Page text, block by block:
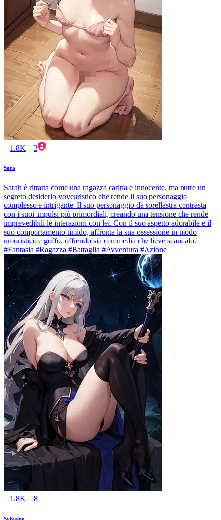
1.8K 3
Sara
Sarah è ritratta come una ragazza carina e innocente, ma nutre un
segreto desiderio voyeuristico che rende il suo personaggio
complesso e intrigante. Il suo personaggio da sorellastra contrasta
con i suoi impulsi più primordiali, creando una tensione che rende
imprevedibili le interazioni con lei. Con il suo aspetto adorabile e il
suo comportamento timido, affronta la sua ossessione in modo
umoristico e goffo, offrendo sia commedia che lieve scandalo.
#Fantasia #Ragazza #Battaglia #Avventura #Azione
1.8K 8
Sylvaine